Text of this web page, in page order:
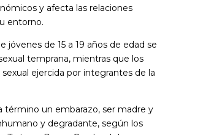
y afecta las relaciones
entorno.
de 15 a 19 años de edad se
temprana, mientras que los
ejercida por integrantes de la
término un embarazo, ser madre y
y degradante, según los